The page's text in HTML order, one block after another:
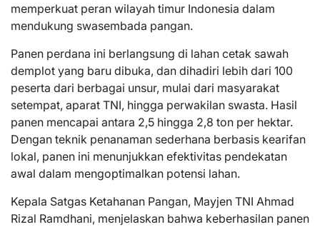
memperkuat peran wilayah timur Indonesia dalam
mendukung swasembada pangan.
Panen perdana ini berlangsung di lahan cetak sawah
demplot yang baru dibuka, dan dihadiri lebih dari 100
peserta dari berbagai unsur, mulai dari masyarakat
setempat, aparat TNI, hingga perwakilan swasta. Hasil
panen mencapai antara 2,5 hingga 2,8 ton per hektar.
Dengan teknik penanaman sederhana berbasis kearifan
lokal, panen ini menunjukkan efektivitas pendekatan
awal dalam mengoptimalkan potensi lahan.
Kepala Satgas Ketahanan Pangan, Mayjen TNI Ahmad
Rizal Ramdhani, menjelaskan bahwa keberhasilan panen